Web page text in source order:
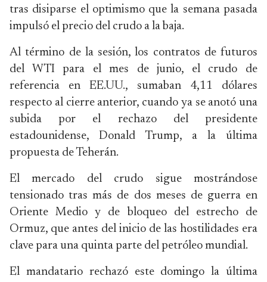
tras disiparse el optimismo que la semana pasada
impulsó el precio del crudo a la baja.
Al término de la sesión, los contratos de futuros
del WTI para el mes de junio, el crudo de
referencia en EE.UU., sumaban 4,11 dólares
respecto al cierre anterior, cuando ya se anotó una
subida por el rechazo del presidente
estadounidense, Donald Trump, a la última
propuesta de Teherán.
El mercado del crudo sigue mostrándose
tensionado tras más de dos meses de guerra en
Oriente Medio y de bloqueo del estrecho de
Ormuz, que antes del inicio de las hostilidades era
clave para una quinta parte del petróleo mundial.
El mandatario rechazó este domingo la última